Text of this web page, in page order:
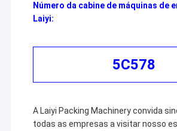
Número da cabine de máquinas de
Laiyi:
5C578
A Laiyi Packing Machinery convida
todas as empresas a visitar nosso